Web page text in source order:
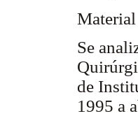
Se
de
1995 a